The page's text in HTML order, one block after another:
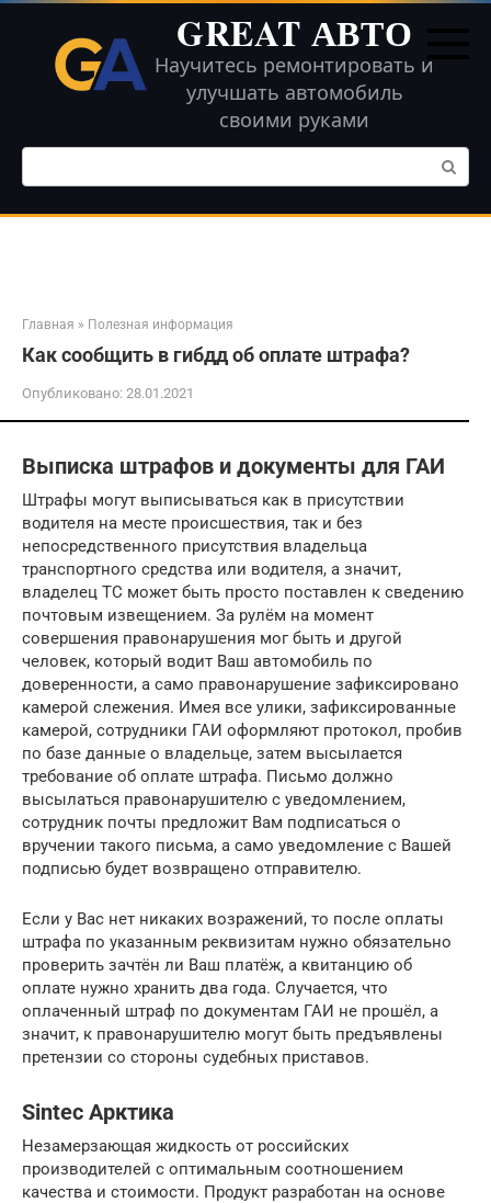
Перейти
контенту
GREAT АВТО
Научитесь ремонтировать и
улучшать автомобиль
своими руками
Поиск:
Главная » Полезная информация
Как сообщить в гибдд об оплате штрафа?
Опубликовано: 28.01.2021
Выписка штрафов и документы для ГАИ
Штрафы могут выписываться как в присутствии
водителя на месте происшествия, так и без
непосредственного присутствия владельца
транспортного средства или водителя, а значит,
владелец ТС может быть просто поставлен к сведению
почтовым извещением. За рулём на момент
совершения правонарушения мог быть и другой
человек, который водит Ваш автомобиль по
доверенности, а само правонарушение зафиксировано
камерой слежения. Имея все улики, зафиксированные
камерой, сотрудники ГАИ оформляют протокол, пробив
по базе данные о владельце, затем высылается
требование об оплате штрафа. Письмо должно
высылаться правонарушителю с уведомлением,
сотрудник почты предложит Вам подписаться о
вручении такого письма, а само уведомление с Вашей
подписью будет возвращено отправителю.
Если у Вас нет никаких возражений, то после оплаты
штрафа по указанным реквизитам нужно обязательно
проверить зачтён ли Ваш платёж, а квитанцию об
оплате нужно хранить два года. Случается, что
оплаченный штраф по документам ГАИ не прошёл, а
значит, к правонарушителю могут быть предъявлены
претензии со стороны судебных приставов.
Sintec Арктика
Незамерзающая жидкость от российских
производителей с оптимальным соотношением
качества и стоимости. Продукт разработан на основе